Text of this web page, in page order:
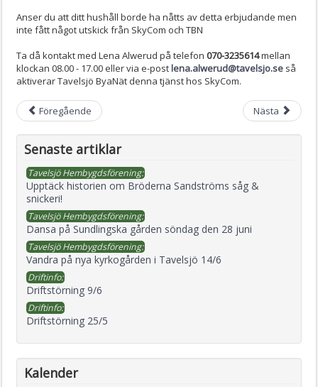
Anser du att ditt hushåll borde ha nåtts av detta erbjudande men
inte fått något utskick från SkyCom och TBN
Ta då kontakt med Lena Alwerud på telefon 070-3235614mellan
klockan 08.00 - 17.00 eller via e-postlena.alwerud@tavelsjo.se så
aktiverar Tavelsjö ByaNät denna tjänst hos SkyCom.
Föregående Nästa
Senaste artiklar
Tavelsjö Hembygdsförening:
Upptäck historien om Bröderna Sandströms såg &
snickeri!
Tavelsjö Hembygdsförening:
Dansa på Sundlingska gården söndag den 28 juni
Tavelsjö Hembygdsförening:
Vandra på nya kyrkogården i Tavelsjö 14/6
Driftinfo:
Driftstörning 9/6
Driftinfo:
Driftstörning 25/5
Kalender